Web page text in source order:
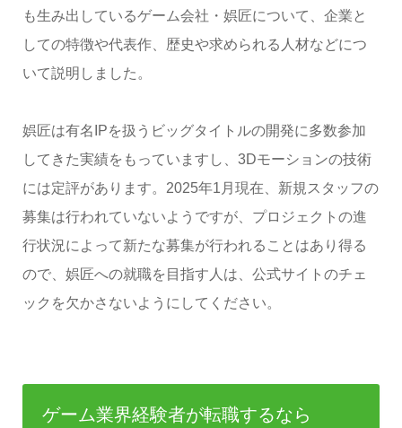
も生み出しているゲーム会社・娯匠について、企業と
しての特徴や代表作、歴史や求められる人材などにつ
いて説明しました。
娯匠は有名IPを扱うビッグタイトルの開発に多数参加
してきた実績をもっていますし、3Dモーションの技術
には定評があります。2025年1月現在、新規スタッフの
募集は行われていないようですが、プロジェクトの進
行状況によって新たな募集が行われることはあり得る
ので、娯匠への就職を目指す人は、公式サイトのチェ
ックを欠かさないようにしてください。
ゲーム業界経験者が転職するなら